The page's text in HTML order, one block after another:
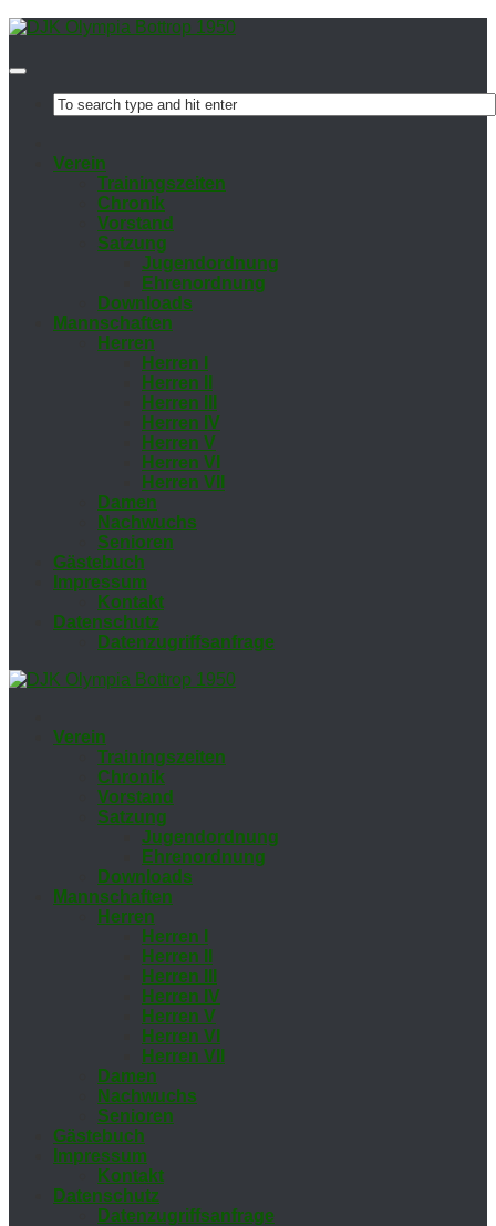
Ver­ein
Trai­nings­zei­ten
Chro­nik
Vor­stand
Sat­zung
Ju­gend­ord­nung
Eh­ren­ord­nung
Down­loads
Mann­schaf­ten
Her­ren
Her­ren I
Her­ren II
Her­ren III
Her­ren IV
Her­ren V
Her­ren VI
Her­ren VII
Da­men
Nach­wuchs
Se­nio­ren
Gäs­te­buch
Im­pres­sum
Kon­takt
Da­ten­schutz
Da­ten­zu­griffs­an­fra­ge
Ver­ein
Trai­nings­zei­ten
Chro­nik
Vor­stand
Sat­zung
Ju­gend­ord­nung
Eh­ren­ord­nung
Down­loads
Mann­schaf­ten
Her­ren
Her­ren I
Her­ren II
Her­ren III
Her­ren IV
Her­ren V
Her­ren VI
Her­ren VII
Da­men
Nach­wuchs
Se­nio­ren
Gäs­te­buch
Im­pres­sum
Kon­takt
Da­ten­schutz
Da­ten­zu­griffs­an­fra­ge